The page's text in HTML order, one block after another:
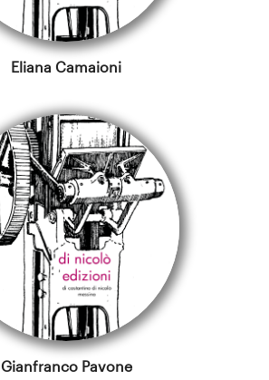
Eliana Camaioni
Gianfranco Pavone